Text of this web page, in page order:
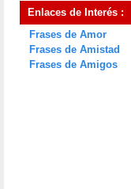
Enlaces de Interés :
Frases de Amor
Frases de Amistad
Frases de Amigos